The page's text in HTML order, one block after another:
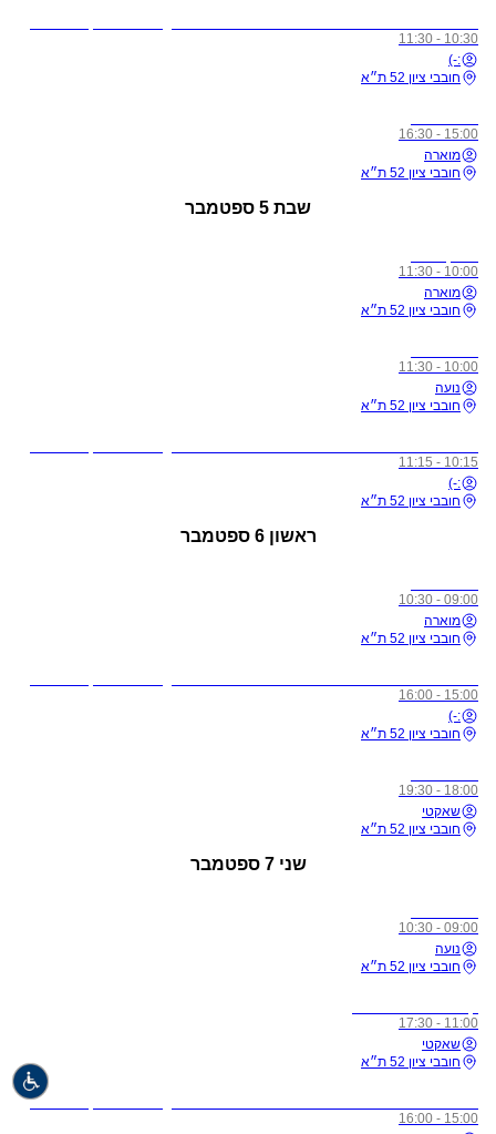
10:30 - 11:30
:-)
חובבי ציון 52 ת״א
15:00 - 16:30
מוארה
חובבי ציון 52 ת״א
שבת 5 ספטמבר
10:00 - 11:30
מוארה
חובבי ציון 52 ת״א
10:00 - 11:30
נועה
חובבי ציון 52 ת״א
10:15 - 11:15
:-)
חובבי ציון 52 ת״א
ראשון 6 ספטמבר
09:00 - 10:30
מוארה
חובבי ציון 52 ת״א
15:00 - 16:00
:-)
חובבי ציון 52 ת״א
18:00 - 19:30
שאקטי
חובבי ציון 52 ת״א
שני 7 ספטמבר
09:00 - 10:30
נועה
חובבי ציון 52 ת״א
11:00 - 17:30
שאקטי
חובבי ציון 52 ת״א
לתשומת ליבכם - כל מי שיגיע לשיעורים מצונן, עם שיעול, או חולה, ישלח באהבה הביתה באופן מיידי
15:00 - 16:00